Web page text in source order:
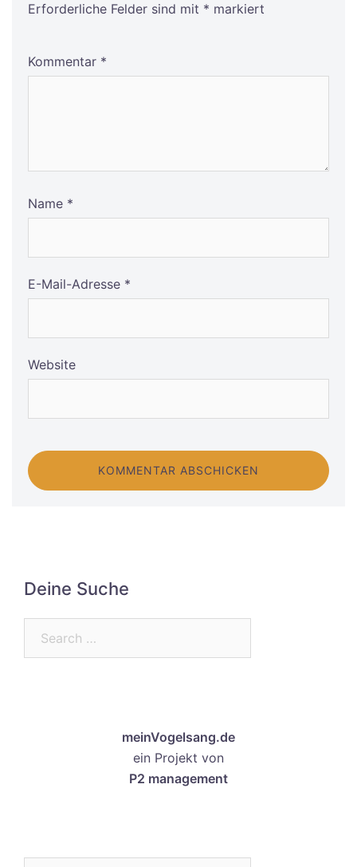
Erforderliche Felder sind mit * markiert
Kommentar *
Name *
E-Mail-Adresse *
Website
Deine Suche
meinVogelsang.de
ein Projekt von
P2 management